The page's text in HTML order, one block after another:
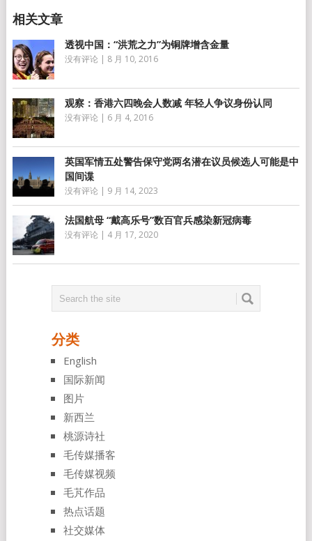
透视中国：“洪荒之力”为铜牌增含金量
没有评论 | 8 月 10, 2016
观察：香港六四晚会人数减 年轻人争议身份认同
没有评论 | 6 月 4, 2016
英国军情五处警告保守党两名潜在议员候选人可能是中
国间谍
没有评论 | 9 月 14, 2023
法国航母 “戴高乐号”数百官兵感染新冠病毒
没有评论 | 4 月 17, 2020
分类
English
国际新闻
图片
新西兰
桃源诗社
毛传媒播客
毛传媒视频
毛芃作品
热点话题
社交媒体